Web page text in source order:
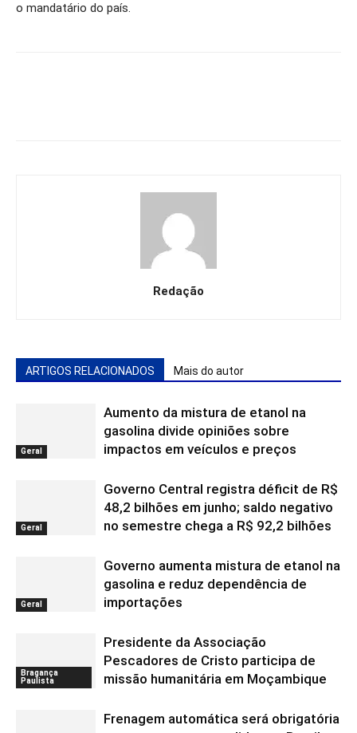
o mandatário do país.
Redação
ARTIGOS RELACIONADOS Mais do autor
Geral
Aumento da mistura de etanol na
gasolina divide opiniões sobre
impactos em veículos e preços
Geral
Governo Central registra déficit de R$
48,2 bilhões em junho; saldo negativo
no semestre chega a R$ 92,2 bilhões
Geral
Governo aumenta mistura de etanol na
gasolina e reduz dependência de
importações
Bragança
Paulista
Presidente da Associação
Pescadores de Cristo participa de
missão humanitária em Moçambique
Frenagem automática será obrigatória